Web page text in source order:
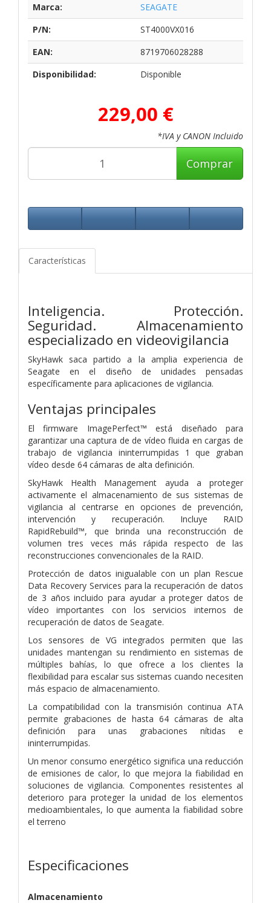
Marca:
SEAGATE
P/N:
ST4000VX016
EAN:
8719706028288
Disponibilidad:
Disponible
229,00 €
*IVA y CANON Incluido
Comprar
Características
Inteligencia. Protección.
Seguridad. Almacenamiento
especializado en videovigilancia
SkyHawk saca partido a la amplia experiencia de
Seagate en el diseño de unidades pensadas
específicamente para aplicaciones de vigilancia.
Ventajas principales
El firmware ImagePerfect™ está diseñado para
garantizar una captura de de vídeo fluida en cargas de
trabajo de vigilancia ininterrumpidas 1 que graban
vídeo desde 64 cámaras de alta definición.
SkyHawk Health Management ayuda a proteger
activamente el almacenamiento de sus sistemas de
vigilancia al centrarse en opciones de prevención,
intervención y recuperación. Incluye RAID
RapidRebuild™, que brinda una reconstrucción de
volumentres veces más rápida respecto de las
reconstrucciones convencionales de la RAID.
Protección de datos inigualable con un plan Rescue
Data Recovery Services para larecuperación de datos
de 3 años incluido para ayudar a proteger datos de
vídeoimportantes con los servicios internos de
recuperación de datos de Seagate.
Los sensores de VG integrados permiten que las
unidades mantengan su rendimientoen sistemas de
múltiples bahías, lo que ofrece a los clientes la
flexibilidad para escalar sus sistemas cuando necesiten
más espacio de almacenamiento.
La compatibilidad con la transmisión continua ATA
permite grabaciones de hasta 64 cámaras de alta
definición para unas grabaciones nítidas e
ininterrumpidas.
Un menor consumo energético significa una reducción
de emisiones de calor, lo que mejora la fiabilidad en
soluciones de vigilancia. Componentes resistentes al
deterioro para proteger la unidad de los elementos
medioambientales, lo que aumenta la fiabilidad sobre
el terreno
Especificaciones
Almacenamiento